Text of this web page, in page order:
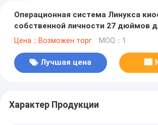
Операционная система Линукса
собственной личности 27 дюймов
Дональд
Цена：Возможен торг MOQ：1
Лучшая цена
Характер Продукции